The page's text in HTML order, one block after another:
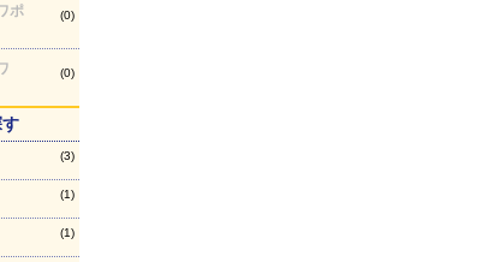
ポ
(0)
(0)
(3)
(1)
(1)